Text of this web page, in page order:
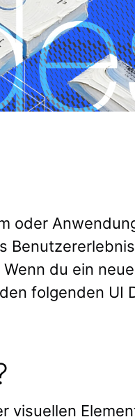
oder
du ein
folgenden UI
visuellen